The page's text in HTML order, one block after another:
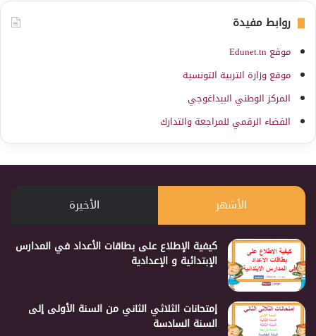
روابط مفيدة
موقع Edunet.tn
موقع وزارة التربية التونسية
المركز الوطني البيداغوجي
الفضاء الرقمي للمراجعة والتدارك
الأشهر الأخيرة
كيفية الإطلاع على بطاقات الأعداد في المدارس
الإبتدائية و الإعدادية
إمتحانات الثلاثي الثاني من السنة الأولى إلى
السنة السادسة